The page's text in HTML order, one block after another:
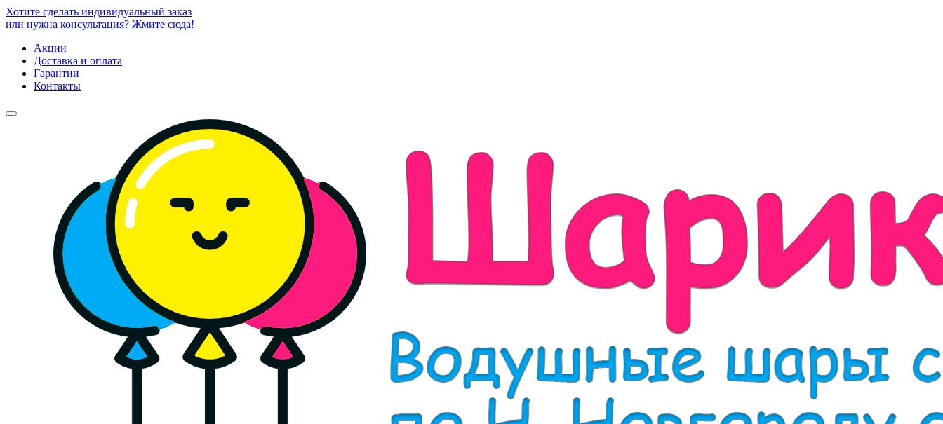
Хотите сделать индивидуальный заказ
или нужна консультация? Жмите сюда!
Акции
Доставка и оплата
Гарантии
Контакты